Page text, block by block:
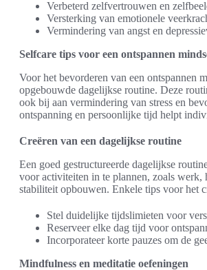
Verbeterd zelfvertrouwen en
Versterking van emotionele
Vermindering van angst en
Selfcare tips voor een ontspannen
Voor het bevorderen van een ontspannen
opgebouwde dagelijkse routine. Deze
ook bij aan vermindering van stress en
ontspanning en persoonlijke tijd helpt
Creëren van een dagelijkse routine
Een goed gestructureerde dagelijkse
voor activiteiten in te plannen, zoals werk,
stabiliteit opbouwen. Enkele tips voor het
Stel duidelijke tijdslimieten voor
Reserveer elke dag tijd voor
Incorporateer korte pauzes om de
Mindfulness en meditatie oefeningen